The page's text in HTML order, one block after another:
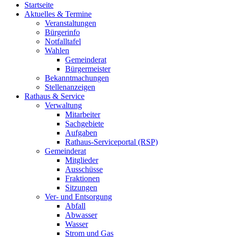
Startseite
Aktuelles & Termine
Veranstaltungen
Bürgerinfo
Notfalltafel
Wahlen
Gemeinderat
Bürgermeister
Bekanntmachungen
Stellenanzeigen
Rathaus & Service
Verwaltung
Mitarbeiter
Sachgebiete
Aufgaben
Rathaus-Serviceportal (RSP)
Gemeinderat
Mitglieder
Ausschüsse
Fraktionen
Sitzungen
Ver- und Entsorgung
Abfall
Abwasser
Wasser
Strom und Gas